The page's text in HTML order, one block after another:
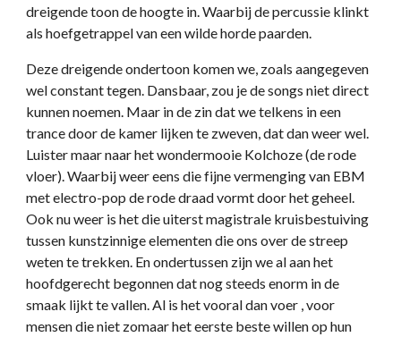
dreigende toon de hoogte in. Waarbij de percussie klinkt
als hoefgetrappel van een wilde horde paarden.
Deze dreigende ondertoon komen we, zoals aangegeven
wel constant tegen. Dansbaar, zou je de songs niet direct
kunnen noemen. Maar in de zin dat we telkens in een
trance door de kamer lijken te zweven, dat dan weer wel.
Luister maar naar het wondermooie Kolchoze (de rode
vloer). Waarbij weer eens die fijne vermenging van EBM
met electro-pop de rode draad vormt door het geheel.
Ook nu weer is het die uiterst magistrale kruisbestuiving
tussen kunstzinnige elementen die ons over de streep
weten te trekken. En ondertussen zijn we al aan het
hoofdgerecht begonnen dat nog steeds enorm in de
smaak lijkt te vallen. Al is het vooral dan voer , voor
mensen die niet zomaar het eerste beste willen op hun